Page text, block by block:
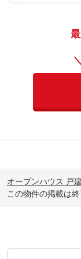
オープンハウス 戸
この物件の掲載は